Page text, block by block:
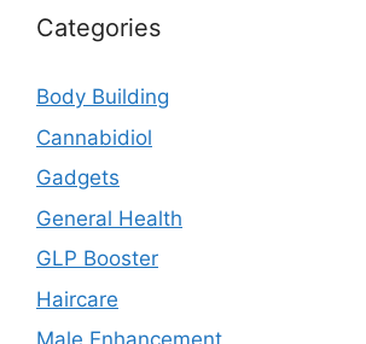
Categories
Body Building
Cannabidiol
Gadgets
General Health
GLP Booster
Haircare